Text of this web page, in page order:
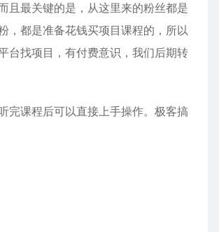
且最关键的是，从这里来的粉丝都是
，都是准备花钱买项目课程的，所以
台找项目，有付费意识，我们后期转
完课程后可以直接上手操作。极客搞